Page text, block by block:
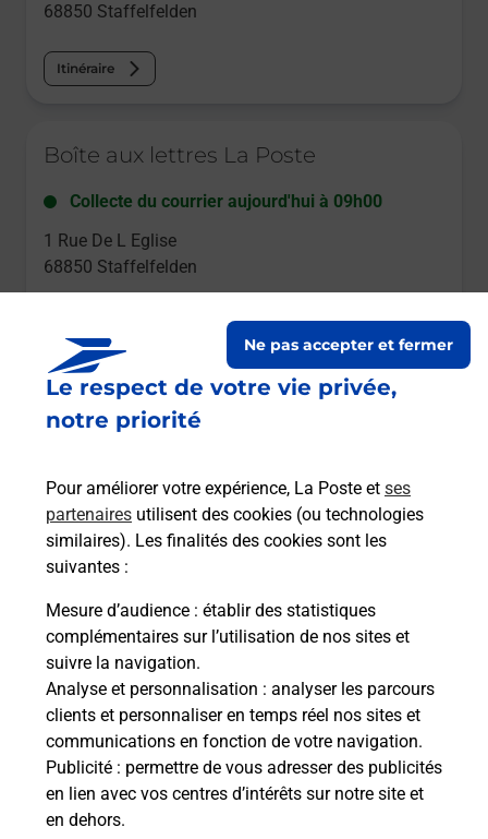
Le respect de votre vie privée,
notre priorité
Pour améliorer votre expérience, La Poste et ses
partenaires utilisent des cookies (ou technologies
similaires). Les finalités des cookies sont les
suivantes :
Mesure d’audience : établir des statistiques
complémentaires sur l’utilisation de nos sites et
suivre la navigation.
Analyse et personnalisation : analyser les parcours
clients et personnaliser en temps réel nos sites et
communications en fonction de votre navigation.
Publicité : permettre de vous adresser des publicités
en lien avec vos centres d’intérêts sur notre site et
en dehors.
Ne pas accepter et fermer
68850 Staffelfelden
Itinéraire
Boîte aux lettres La Poste
Collecte du courrier aujourd'hui à 09h00
1 Rue De L Eglise
68850 Staffelfelden
Boîte aux lettres La Poste
22 Rue Du 4 Fevrier
68850 Staffelfelden
Le lien s'ouvre dans un nouvel onglet
Boîte aux lettres La Poste
Collecte du courrier aujourd'hui à 09h00
1 Espace Generations
68850 Staffelfelden
Le lien s'ouvre dans un nouvel onglet